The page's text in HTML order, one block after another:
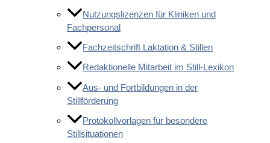
Nutzungslizenzen für Kliniken und
Fachpersonal
Fachzeitschrift Laktation & Stillen
Redaktionelle Mitarbeit im Still-Lexikon
Aus- und Fortbildungen in der
Stillförderung
Protokollvorlagen für besondere
Stillsituationen